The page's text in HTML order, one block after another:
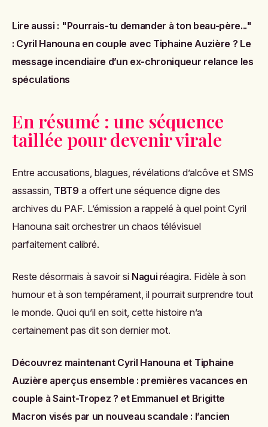
Lire aussi : "Pourrais-tu demander à ton beau-père..."
: Cyril Hanouna en couple avec Tiphaine Auzière ? Le
message incendiaire d’un ex-chroniqueur relance les
spéculations
En résumé : une séquence
taillée pour devenir virale
Entre accusations, blagues, révélations d’alcôve et SMS
assassin, TBT9 a offert une séquence digne des
archives du PAF. L’émission a rappelé à quel point Cyril
Hanouna sait orchestrer un chaos télévisuel
parfaitement calibré.
Reste désormais à savoir si Nagui réagira. Fidèle à son
humour et à son tempérament, il pourrait surprendre tout
le monde. Quoi qu’il en soit, cette histoire n’a
certainement pas dit son dernier mot.
Découvrez maintenant Cyril Hanouna et Tiphaine
Auzière aperçus ensemble : premières vacances en
couple à Saint-Tropez ? et Emmanuel et Brigitte
Macron visés par un nouveau scandale : l’ancien